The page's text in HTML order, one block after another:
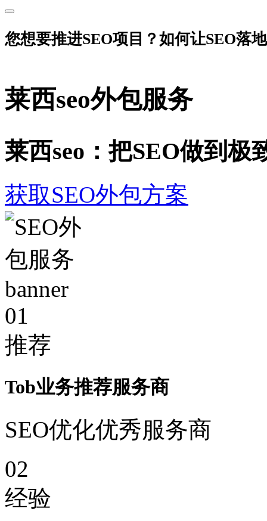
您想要推进SEO项目？如何让SEO落
莱西seo外包服务
莱西seo：把SEO做到极
获取SEO外包方案
01
推荐
Tob业务推荐服务商
SEO优化优秀服务商
02
经验